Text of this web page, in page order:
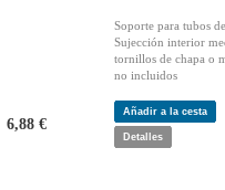
Soporte para tubos
Sujección interior
tornillos de chapa o
no incluidos
6,88 €
Añadir a la cesta
Detalles